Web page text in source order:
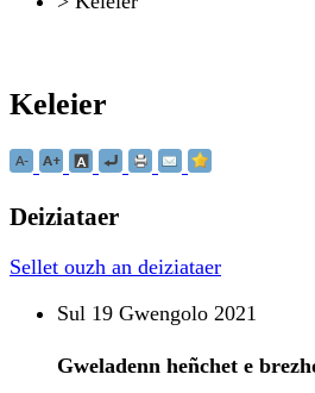
Keleier
Deiziataer
Sellet ouzh an deiziataer
Sul 19 Gwengolo 2021
Gweladenn heñchet e